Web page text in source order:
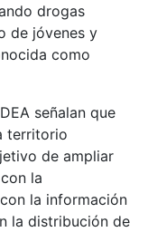
drogas
de jóvenes y
como
señalan que
territorio
de ampliar
la
la información
la distribución de